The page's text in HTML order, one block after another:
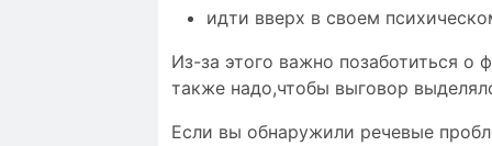
идти вверх в своем
Из-за этого важно позаботиться о
также надо,чтобы выговор
Если вы обнаружили речевые